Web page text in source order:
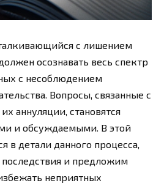
с лишением
осознавать весь спектр
с несоблюдением
Вопросы, связанные с
аннуляции, становятся
и обсуждаемыми. В этой
в детали данного процесса,
и предложим
неприятных